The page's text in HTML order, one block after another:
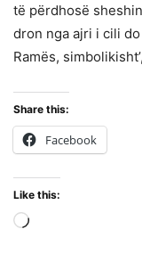
të përdhosë
dron nga ajri i cili
Ramës,
Share this:
Facebook
Like this: